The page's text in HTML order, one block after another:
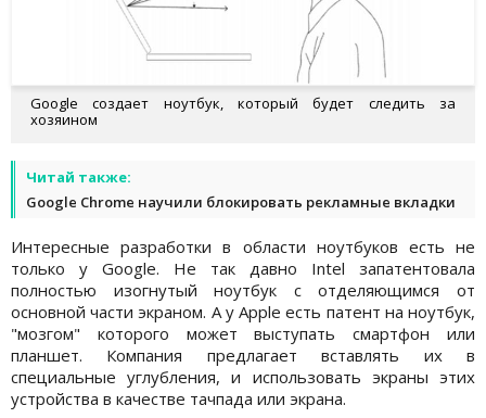
Google создает ноутбук, который будет следить за
хозяином
Читай также:
Google Chrome научили блокировать рекламные вкладки
Интересные разработки в области ноутбуков есть не
только у Google. Не так давно Intel запатентовала
полностью изогнутый ноутбук с отделяющимся от
основной части экраном. А у Apple есть патент на ноутбук,
"мозгом" которого может выступать смартфон или
планшет. Компания предлагает вставлять их в
специальные углубления, и использовать экраны этих
устройства в качестве тачпада или экрана.